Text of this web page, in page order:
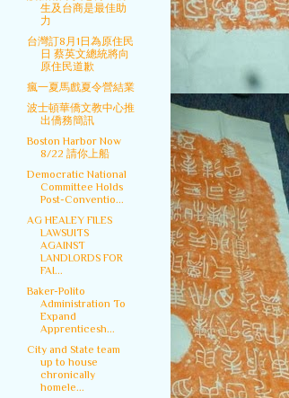
生及台商是最佳助
力
台灣訂8月1日為原住民
日 蔡英文總統將向
原住民道歉
瘋一夏馬戲夏令營結業
波士頓華僑文教中心推
出僑務簡訊
Boston Harbor Now
8/22 請你上船
Democratic National
Committee Holds
Post-Conventio...
AG HEALEY FILES
LAWSUITS
AGAINST
LANDLORDS FOR
FAI...
Baker-Polito
Administration To
Expand
Apprenticesh...
City and State team
up to house
chronically
homele...